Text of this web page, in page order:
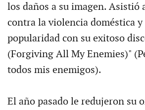
los daños a su imagen. Asistió
contra la violencia doméstica y
popularidad con su exitoso
(Forgiving All My Enemies)"
todos mis enemigos).
El año pasado le redujeron su